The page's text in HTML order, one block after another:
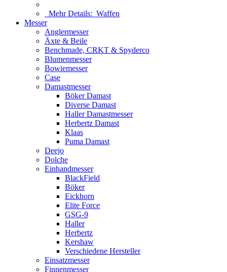
Mehr Details: Waffen
Messer
Anglermesser
Äxte & Beile
Benchmade, CRKT & Spyderco
Blumenmesser
Bowiemesser
Case
Damastmesser
Böker Damast
Diverse Damast
Haller Damastmesser
Herbertz Damast
Klaas
Puma Damast
Deejo
Dolche
Einhandmesser
BlackField
Böker
Eickhorn
Elite Force
GSG-9
Haller
Herbertz
Kershaw
Verschiedene Hersteller
Einsatzmesser
Finnenmesser